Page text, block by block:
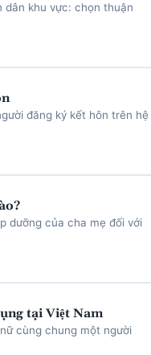
dân khu vực: chọn thuận
đăng ký kết hôn trên hệ
dưỡng của cha mẹ đối với
tại Việt Nam
cùng chung một người